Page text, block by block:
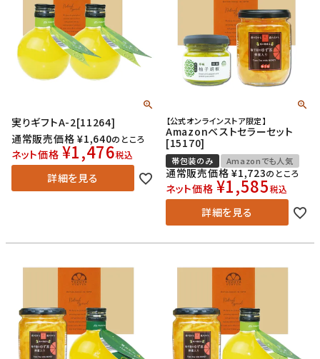
実りギフトA-2[11264]
通常販売価格 ¥1,640のところ
ネット価格 ¥1,476税込
詳細を見る
【公式オンラインストア限定】
Amazonベストセラーセット
[15170]
帯包装のみ Amazonでも人気
通常販売価格 ¥1,723のところ
ネット価格 ¥1,585税込
詳細を見る